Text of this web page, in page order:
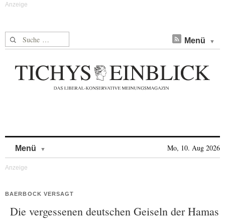
Suche nach: Menü
Menü Mo, 10. Aug 2026
BAERBOCK VERSAGT
Die vergessenen deutschen Geiseln der Hamas